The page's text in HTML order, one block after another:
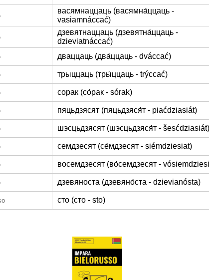
васямнаццаць (васямна́ццаць -
vasiamnáccać)
дзевятнаццаць (дзевятна́ццаць -
dzieviatnáccać)
дваццаць (два́ццаць - dváccać)
трыццаць (тры́ццаць - trýccać)
сорак (со́рак - sórak)
пяцьдзясят (пяцьдзяся́т - piaćdziasiát)
шэсцьдзясят (шэсцьдзяся́т - šesćdziasiát)
семдзесят (се́мдзесят - siémdziesiat)
восемдзесят (во́семдзесят -
дзевяноста (дзевяно́ста - dzievianósta)
сто (сто - sto)